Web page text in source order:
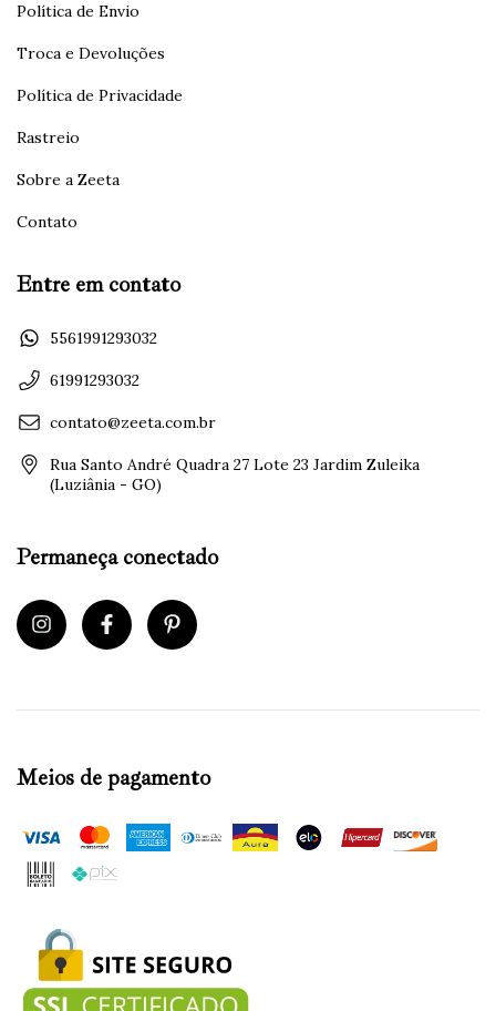
Política de Envio
Troca e Devoluções
Política de Privacidade
Rastreio
Sobre a Zeeta
Contato
Entre em contato
5561991293032
61991293032
contato@zeeta.com.br
Rua Santo André Quadra 27 Lote 23 Jardim Zuleika
(Luziânia - GO)
Permaneça conectado
Meios de pagamento